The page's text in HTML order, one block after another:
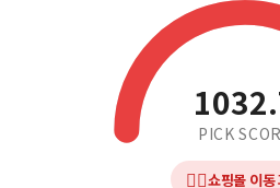
PICK
❤️‍🔥쇼핑몰 이동